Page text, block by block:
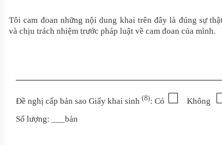
Tôi cam đoan những nội dung khai trên đây là đúng sự
và chịu trách nhiệm trước pháp luật về cam đoan của mình.
Đề nghị cấp bản sao Giấy khai sinh (8): Có
Không
Số lượng: ___bản